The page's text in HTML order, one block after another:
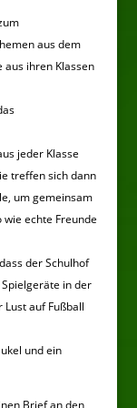
aus dem
aus ihren Klassen
jeder Klasse
treffen sich dann
um gemeinsam
echte Freunde
der Schulhof
in der
auf Fußball
und ein